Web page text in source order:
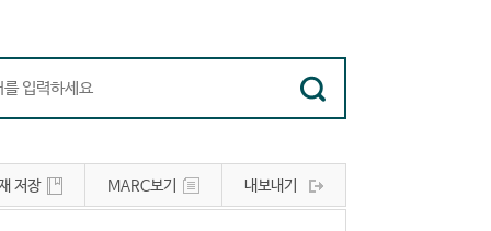
인기도서
정보서비스
유관사이트
공지사항
대출/예약조회
자료구입신청
나의 서재
나의 서평
저장 MARC보기 내보내기